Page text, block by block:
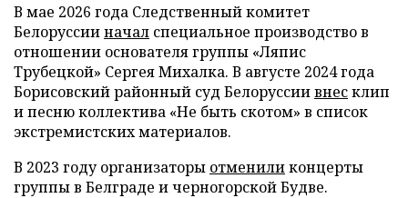
В мае 2026 года Следственный комитет
Белоруссииначал специальное производство в
отношении основателя группы «Ляпис
Трубецкой» Сергея Михалка. В августе 2024 года
Борисовский районный суд Белоруссиивнесклип
и песню коллектива «Не быть скотом» в список
экстремистских материалов.
В 2023 году организаторы отмениликонцерты
группы в Белграде и черногорской Будве.